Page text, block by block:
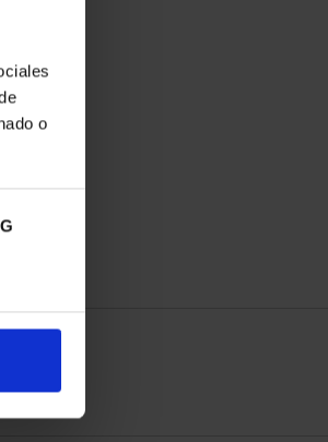
o